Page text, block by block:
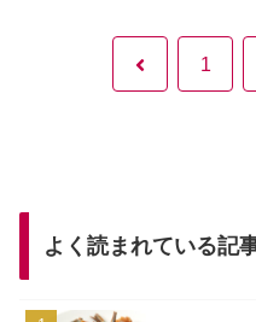
1
よく読まれている記